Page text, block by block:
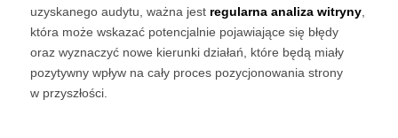
uzyskanego audytu, ważna jest regularna analiza witryny,
która może wskazać potencjalnie pojawiające się błędy
oraz wyznaczyć nowe kierunki działań, które będą miały
pozytywny wpływ na cały proces pozycjonowania strony
w przyszłości.